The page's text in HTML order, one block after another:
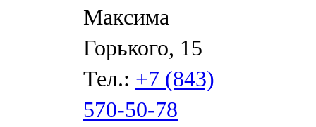
Максима
Горького, 15
Тел.: +7 (843)
570-50-78